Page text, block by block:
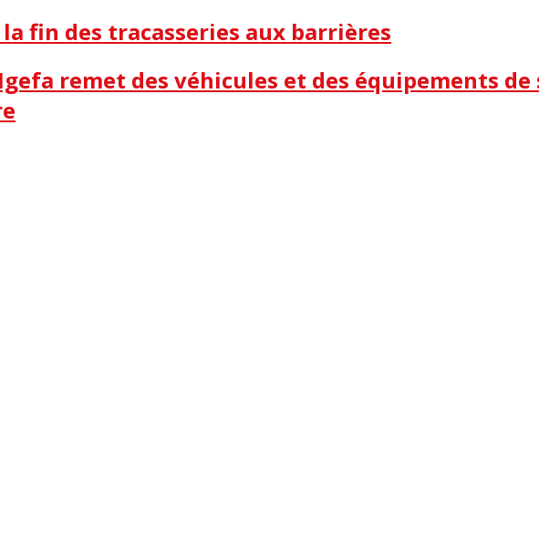
fin des tracasseries aux barrières
remet des véhicules et des équipements